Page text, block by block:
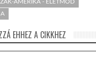
AMERIKA - ÉLETMÓD
EHHEZ A CIKKHEZ